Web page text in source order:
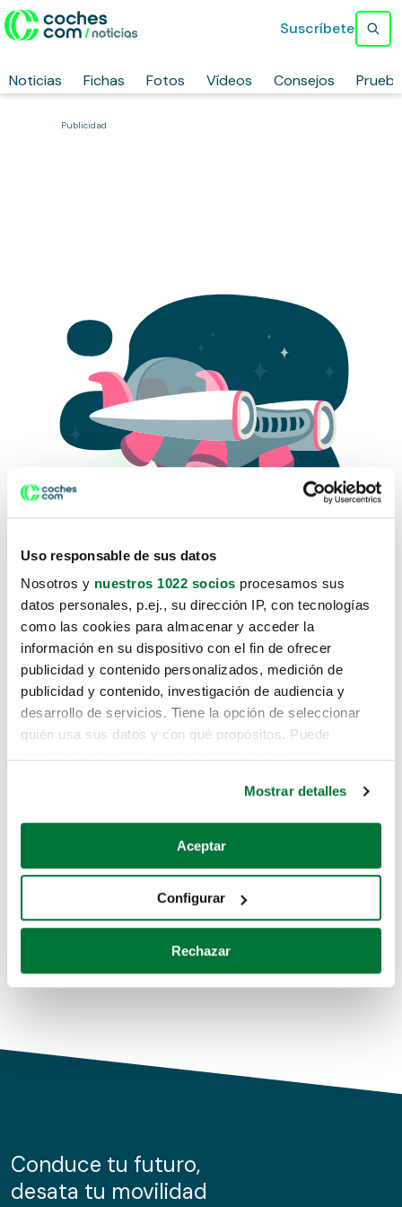
Uso responsable de sus datos
Nosotros y nuestros 1022 socios procesamos sus
datos personales, p.ej., su dirección IP, con tecnologías
como las cookies para almacenar y acceder la
información en su dispositivo con el fin de ofrecer
publicidad y contenido personalizados, medición de
publicidad y contenido, investigación de audiencia y
desarrollo de servicios. Tiene la opción de seleccionar
quién usa sus datos y con qué propósitos. Puede
Si lo permite, también quisiéramos:
Recopilar información sobre su ubicación geográfica
Identificar su dispositivo analizándolo activamente
para buscar características específicas (huellas
Obtenga más información sobre cómo se procesan sus
de cookies.
información sobre el uso que haga del sitio web con
nuestros partners de redes sociales, publicidad y análisis
Mostrar detalles
Aceptar
Configurar
Rechazar
Noticias Fichas Fotos Vídeos Consejos
Suscríbete
Publicidad
Lo sentimos, no sabemos como
te hemos traido hasta aquí.
Pero puedes encontrar el coche que estás
buscando en alguno de estos enlaces:
Coches de segunda mano
Coches de km0
Conduce tu futuro,
desata tu movilidad